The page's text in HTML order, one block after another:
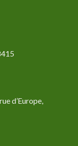
d’Europe,